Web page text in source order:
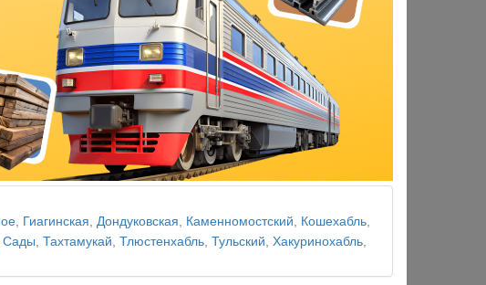
, Гиагинская, Дондуковская, Каменномостский, Кошехабль,
Сады, Тахтамукай, Тлюстенхабль, Тульский, Хакуринохабль,